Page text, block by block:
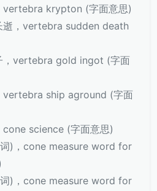
vertebra krypton (字面意思)
逝，vertebra sudden death
，vertebra gold ingot (字面
vertebra ship aground (字面
science (字面意思)
)，cone measure word for
)，cone measure word for